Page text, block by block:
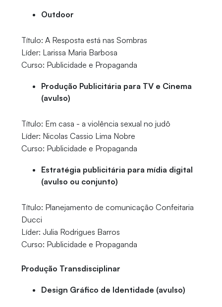
Outdoor
Título: A Resposta está nas Sombras
Líder: Larissa Maria Barbosa
Curso: Publicidade e Propaganda
Produção Publicitária para TV e Cinema
(avulso)
Título: Em casa - a violência sexual no judô
Líder: Nicolas Cassio Lima Nobre
Curso: Publicidade e Propaganda
Estratégia publicitária para mídia digital
(avulso ou conjunto)
Título: Planejamento de comunicação Confeitaria
Ducci
Líder: Julia Rodrigues Barros
Curso: Publicidade e Propaganda
Produção Transdisciplinar
Design Gráfico de Identidade (avulso)